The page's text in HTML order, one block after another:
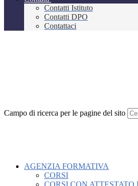
Contatti Istituto
Contatti DPO
Contattaci
Campo di ricerca per le pagine del sito
AGENZIA FORMATIVA
CORSI